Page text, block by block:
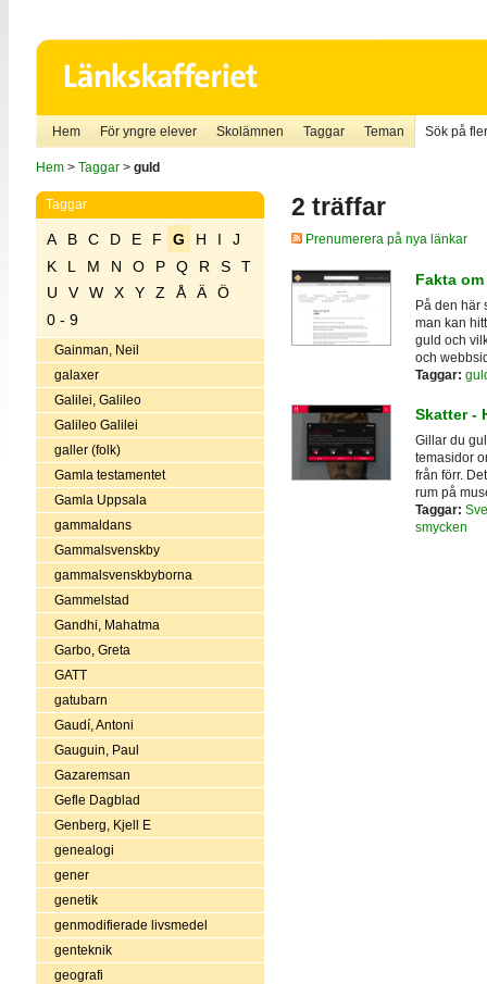
Hem För yngre elever Skolämnen Taggar Teman Sök på
Hem> Taggar> guld
Taggar
A B C D E F G H I
J
K
L M N O P Q R S
T
U
V W X Y Z Å Ä
Ö
0 - 9
Gainman, Neil
galaxer
Galilei, Galileo
Galileo Galilei
galler (folk)
Gamla testamentet
Gamla Uppsala
gammaldans
Gammalsvenskby
gammalsvenskbyborna
Gammelstad
Gandhi, Mahatma
Garbo, Greta
GATT
gatubarn
Gaudí, Antoni
Gauguin, Paul
Gazaremsan
Gefle Dagblad
Genberg, Kjell E
genealogi
gener
genetik
genmodifierade livsmedel
genteknik
geografi
2 träffar
Prenumerera på nya länkar
Fakta
På den här
man kan
guld och
och
Taggar:
Skatter -
Gillar du
temasidor
från förr.
rum på
Taggar:
smycken